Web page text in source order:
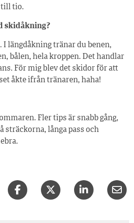
till tio.
skidåkning?
I längdåkning tränar du benen,
bålen, hela kroppen. Det handlar
För mig blev det skidor för att
åkte ifrån tränaren, haha!
Fler tips är snabb gång,
sträckorna, långa pass och